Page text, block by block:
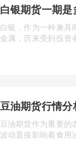
白银，作为一种兼具
金属，历来受到投资
豆油期货作为重要的
波动直接影响着食用